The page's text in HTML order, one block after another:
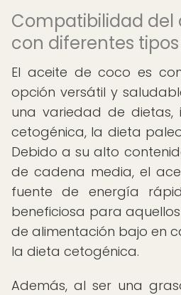
Compatibilidad del
con diferentes
El aceite de coco es
opción versátil y
una variedad de dietas,
cetogénica, la dieta
Debido a su alto
de cadena media, el
fuente de energía
beneficiosa para
de alimentación bajo en
la dieta cetogénica.
Además, al ser una